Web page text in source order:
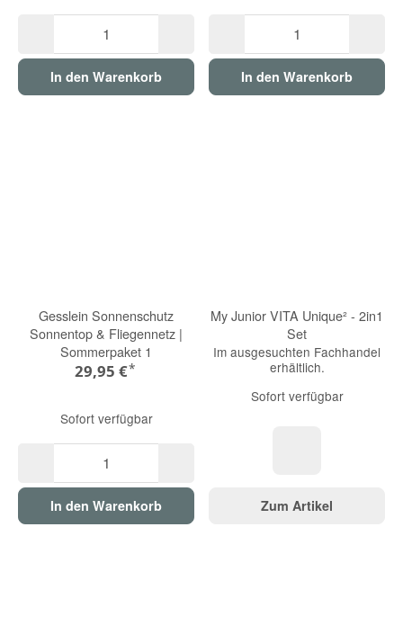
In den Warenkorb In den Warenkorb
Gesslein Sonnenschutz
Sonnentop & Fliegennetz |
Sommerpaket 1
29,95 €*
Sofort verfügbar
In den Warenkorb
My Junior VITA Unique² - 2in1
Set
Im ausgesuchten Fachhandel
erhältlich.
Sofort verfügbar
Zum Artikel